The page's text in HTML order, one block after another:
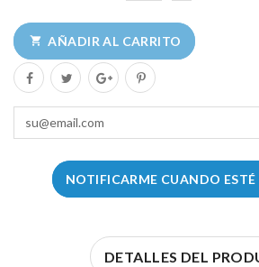
 AÑADIR AL CARRITO
NOTIFICARME CUANDO
DETALLES DEL